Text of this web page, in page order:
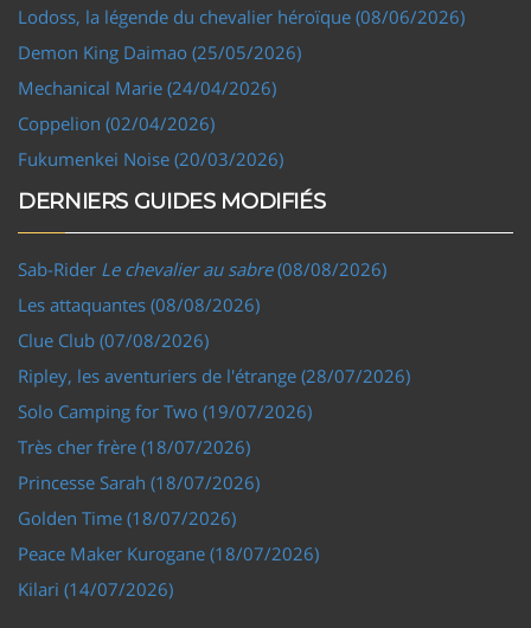
Lodoss, la légende du chevalier héroïque (08/06/2026)
Demon King Daimao (25/05/2026)
Mechanical Marie (24/04/2026)
Coppelion (02/04/2026)
Fukumenkei Noise (20/03/2026)
DERNIERS GUIDES MODIFIÉS
Sab-Rider Le chevalier au sabre(08/08/2026)
Les attaquantes (08/08/2026)
Clue Club (07/08/2026)
Ripley, les aventuriers de l'étrange (28/07/2026)
Solo Camping for Two (19/07/2026)
Très cher frère (18/07/2026)
Princesse Sarah (18/07/2026)
Golden Time (18/07/2026)
Peace Maker Kurogane (18/07/2026)
Kilari (14/07/2026)